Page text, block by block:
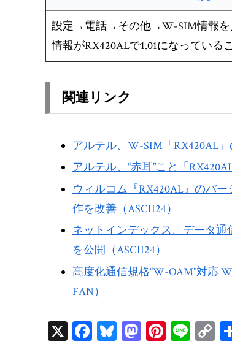
設定→電話→その他→W-SIM情報を
情報がRX420ALで1.01になっている
関連リンク
アルテル、W-SIM「RX420AL
アルテル、“赤耳”こと「
ウィルコム『RX420AL』のバ
作を改善（ASCII24）
ネットインデックス、データ
を公開（ASCII24）
高度化通信規格“W-OAM”対応
FAN）
X Fa Bl M Pi Li C